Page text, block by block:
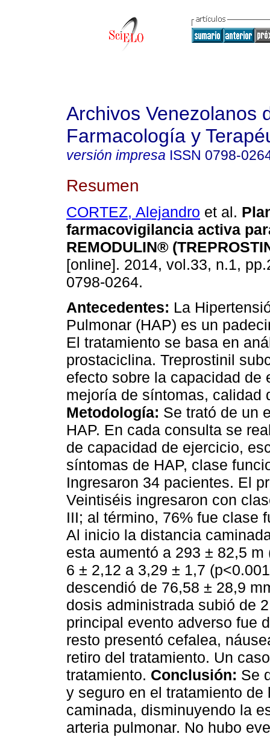
Archivos Venezolanos
Farmacología y
versión impresa ISSN 0798-
Resumen
CORTEZ, Alejandro et al.
farmacovigilancia activa
REMODULIN®
[online]. 2014, vol.33, n.1,
0798-0264.
Antecedentes: La
Pulmonar (HAP) es un
El tratamiento se basa en
prostaciclina. Treprostinil
efecto sobre la capacidad de
mejoría de síntomas, calidad
Metodología: Se trató de un
HAP. En cada consulta se
de capacidad de ejercicio,
síntomas de HAP, clase
Ingresaron 34 pacientes. El
Veintiséis ingresaron con
III; al término, 76% fue clase
Al inicio la distancia
esta aumentó a 293 ± 82,5
6 ± 2,12 a 3,29 ± 1,7
descendió de 76,58 ± 28,9
dosis administrada subió de
principal evento adverso fue
resto presentó cefalea,
retiro del tratamiento. Un
tratamiento. Conclusión: Se
y seguro en el tratamiento
caminada, disminuyendo la
arteria pulmonar. No hubo